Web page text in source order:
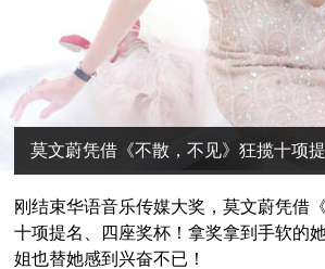
莫文蔚凭借《不散，不见》狂揽十项
刚结束华语音乐传媒大奖，莫文蔚凭借
十项提名、四座奖杯！拿奖拿到手软的
姐也替她感到兴奋不已！